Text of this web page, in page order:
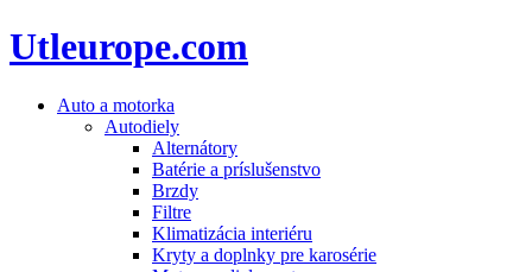
Utleurope.com
Auto a motorka
Autodiely
Alternátory
Batérie a príslušenstvo
Brzdy
Filtre
Klimatizácia interiéru
Kryty a doplnky pre karosérie